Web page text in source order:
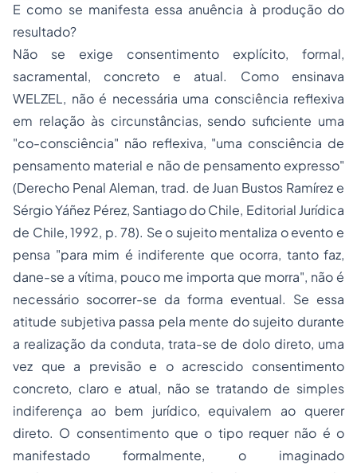
E como se manifesta essa anuência à produção do
resultado?
Não se exige consentimento explícito, formal,
sacramental, concreto e atual. Como ensinava
WELZEL, não é necessária uma consciência reflexiva
em relação às circunstâncias, sendo suficiente uma
"co-consciência" não reflexiva, "uma consciência de
pensamento material e não de pensamento expresso"
(Derecho Penal Aleman, trad. de Juan Bustos Ramírez e
Sérgio Yáñez Pérez, Santiago do Chile, Editorial Jurídica
de Chile, 1992, p. 78). Se o sujeito mentaliza o evento e
pensa "para mim é indiferente que ocorra, tanto faz,
dane-se a vítima, pouco me importa que morra", não é
necessário socorrer-se da forma eventual. Se essa
atitude subjetiva passa pela mente do sujeito durante
a realização da conduta, trata-se de dolo direto, uma
vez que a previsão e o acrescido consentimento
concreto, claro e atual, não se tratando de simples
indiferença ao bem jurídico, equivalem ao querer
direto. O consentimento que o tipo requer não é o
manifestado formalmente, o imaginado